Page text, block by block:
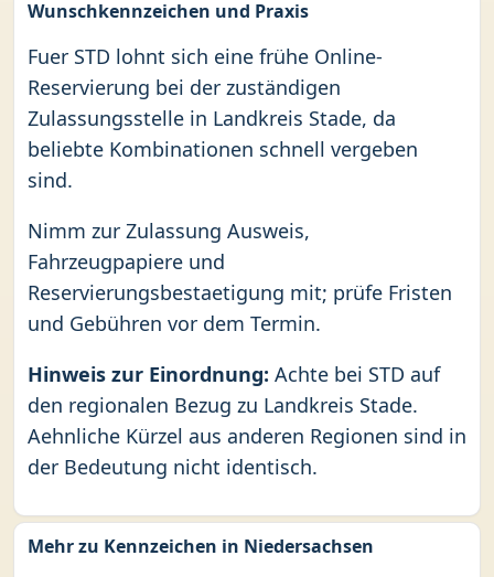
Wunschkennzeichen und Praxis
Fuer STD lohnt sich eine frühe Online-
Reservierung bei der zuständigen
Zulassungsstelle in Landkreis Stade, da
beliebte Kombinationen schnell vergeben
sind.
Nimm zur Zulassung Ausweis,
Fahrzeugpapiere und
Reservierungsbestaetigung mit; prüfe Fristen
und Gebühren vor dem Termin.
Hinweis zur Einordnung: Achte bei STD auf
den regionalen Bezug zu Landkreis Stade.
Aehnliche Kürzel aus anderen Regionen sind in
der Bedeutung nicht identisch.
Mehr zu Kennzeichen in Niedersachsen